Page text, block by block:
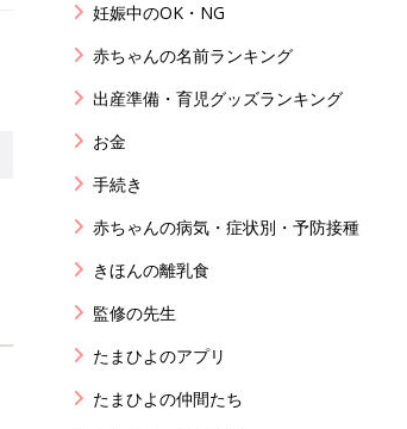
妊娠中のOK・NG
赤ちゃんの名前ランキング
出産準備・育児グッズランキング
お金
手続き
赤ちゃんの病気・症状別・予防接種
きほんの離乳食
監修の先生
たまひよのアプリ
たまひよの仲間たち